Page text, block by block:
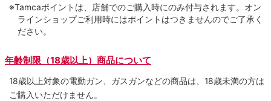
※Tamcaポイントは、店舗でのご購⼊時にのみ付与されます。オン
ラインショップご利用時にはポイントはつきませんのでご了承く
ださい。
年齢制限（18歳以上）商品について
18歳以上対象の電動ガン、ガスガンなどの商品は、18歳未満の方は
ご購入いただけません。